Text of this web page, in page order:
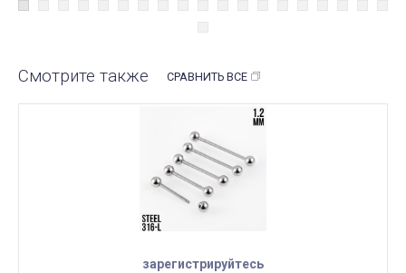
Смотрите также СРАВНИТЬ ВСЕ
зарегистрируйтесь